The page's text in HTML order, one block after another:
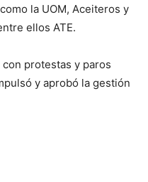
la UOM, Aceiteros y
ellos ATE.
protestas y paros
y aprobó la gestión